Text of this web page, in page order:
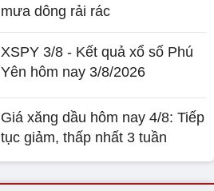
mưa dông rải rác
XSPY 3/8 - Kết quả xổ số Phú
Yên hôm nay 3/8/2026
Giá xăng dầu hôm nay 4/8: Tiếp
tục giảm, thấp nhất 3 tuần